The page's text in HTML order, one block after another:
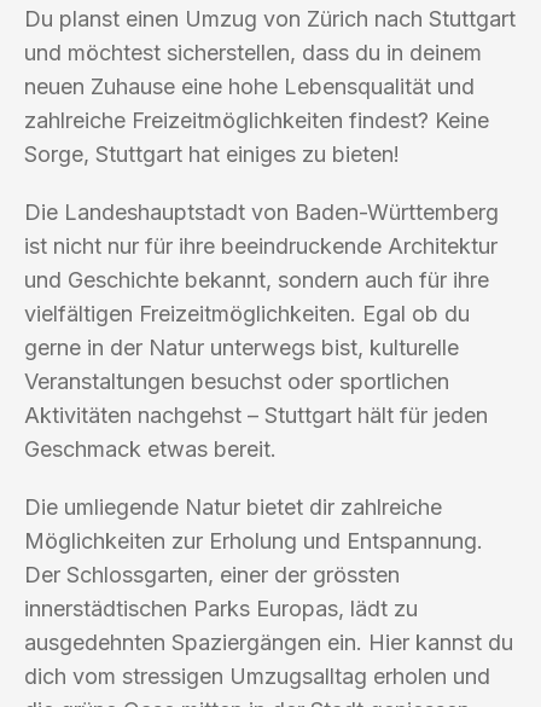
Du planst einen Umzug von Zürich nach Stuttgart
und möchtest sicherstellen, dass du in deinem
neuen Zuhause eine hohe Lebensqualität und
zahlreiche Freizeitmöglichkeiten findest? Keine
Sorge, Stuttgart hat einiges zu bieten!
Die Landeshauptstadt von Baden-Württemberg
ist nicht nur für ihre beeindruckende Architektur
und Geschichte bekannt, sondern auch für ihre
vielfältigen Freizeitmöglichkeiten. Egal ob du
gerne in der Natur unterwegs bist, kulturelle
Veranstaltungen besuchst oder sportlichen
Aktivitäten nachgehst – Stuttgart hält für jeden
Geschmack etwas bereit.
Die umliegende Natur bietet dir zahlreiche
Möglichkeiten zur Erholung und Entspannung.
Der Schlossgarten, einer der grössten
innerstädtischen Parks Europas, lädt zu
ausgedehnten Spaziergängen ein. Hier kannst du
dich vom stressigen Umzugsalltag erholen und